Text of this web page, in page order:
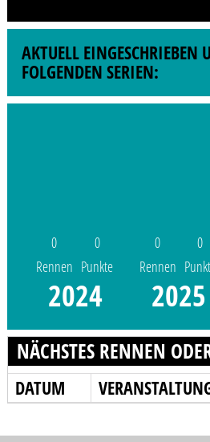
AKTUELL
FOLGENDEN SERIEN:
0
Rennen
0
Punkte
2024
0
Rennen
0
2025
NÄCHSTES RENNEN
DATUM